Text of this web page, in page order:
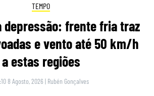
TEMPO
depressão: frente fria traz
e vento até 50 km/h
a estas regiões
8 Agosto, 2026 | Rubén Gonçalves